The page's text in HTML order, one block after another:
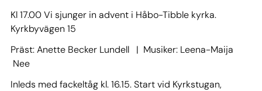
Kl 17.00 Vi sjunger in advent i Håbo-Tibble kyrka.
Kyrkbyvägen 15
Präst: Anette Becker Lundell | Musiker: Leena-Maija
Nee
Inleds med fackeltåg kl. 16.15. Start vid Kyrkstugan,